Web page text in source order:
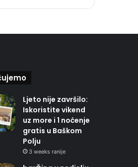
Ljeto nije završilo:
Iskoristite vikend
uz more i 1 noćenje
gratis u Baškom
Polju
3 weeks ranije